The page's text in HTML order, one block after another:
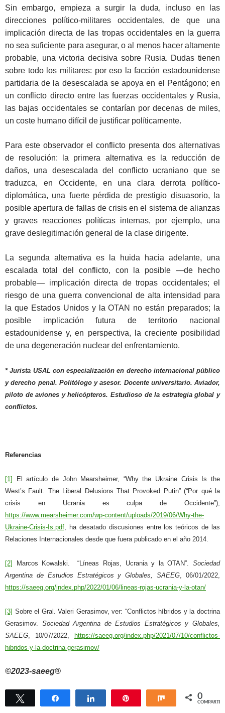
Sin embargo, empieza a surgir la duda, incluso en las
direcciones político-militares occidentales, de que una
implicación directa de las tropas occidentales en la guerra
no sea suficiente para asegurar, o al menos hacer altamente
probable, una victoria decisiva sobre Rusia. Dudas tienen
sobre todo los militares: por eso la facción estadounidense
partidaria de la desescalada se apoya en el Pentágono; en
un conflicto directo entre las fuerzas occidentales y Rusia,
las bajas occidentales se contarían por decenas de miles,
un coste humano difícil de justificar políticamente.
Para este observador el conflicto presenta dos alternativas
de resolución: la primera alternativa es la reducción de
daños, una desescalada del conflicto ucraniano que se
traduzca, en Occidente, en una clara derrota político-
diplomática, una fuerte pérdida de prestigio disuasorio, la
posible apertura de fallas de crisis en el sistema de alianzas
y graves reacciones políticas internas, por ejemplo, una
grave deslegitimación general de la clase dirigente.
La segunda alternativa es la huida hacia adelante, una
escalada total del conflicto, con la posible —de hecho
probable— implicación directa de tropas occidentales; el
riesgo de una guerra convencional de alta intensidad para
la que Estados Unidos y la OTAN no están preparados; la
posible implicación futura de territorio nacional
estadounidense y, en perspectiva, la creciente posibilidad
de una degeneración nuclear del enfrentamiento.
* Jurista USAL con especialización en derecho internacional público
y derecho penal. Politólogo y asesor. Docente universitario. Aviador,
piloto de aviones y helicópteros. Estudioso de la estrategia global y
conflictos.
Referencias
[1]
El artículo de John Mearsheimer, “Why the Ukraine Crisis Is the
West’s Fault. The Liberal Delusions That Provoked Putin” (“Por qué la
crisis en Ucrania es culpa de Occidente”),
https://www.mearsheimer.com/wp-content/uploads/2019/06/Why-the-
Ukraine-Crisis-Is.pdf, ha desatado discusiones entre los teóricos de las
Relaciones Internacionales desde que fuera publicado en el año 2014.
[2] Marcos Kowalski. “Líneas Rojas, Ucrania y la OTAN”. Sociedad
Argentina de Estudios Estratégicos y Globales, SAEEG, 06/01/2022,
https://saeeg.org/index.php/2022/01/06/lineas-rojas-ucrania-y-la-otan/
[3] Sobre el Gral. Valeri Gerasimov, ver: “Conflictos híbridos y la doctrina
Gerasimov. Sociedad Argentina de Estudios Estratégicos y Globales,
SAEEG, 10/07/2022,
https://saeeg.org/index.php/2021/07/10/conflictos-
hibridos-y-la-doctrina-gerasimov/
©2023-saeeg®
Twittear Compartir Compartir Compartir
0
COMPARTIR